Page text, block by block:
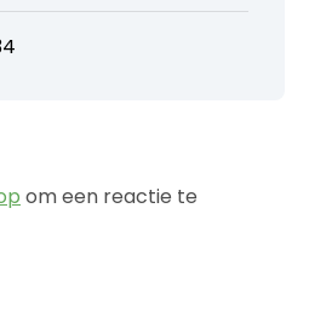
om een reactie te